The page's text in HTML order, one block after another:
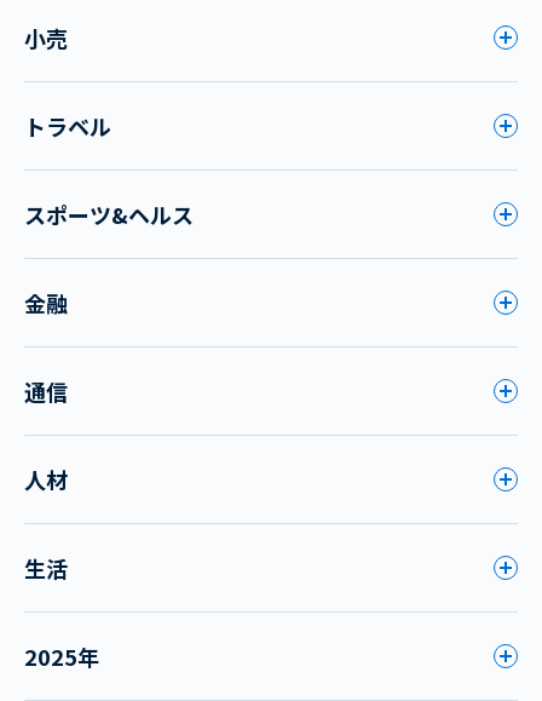
小売
トラベル
スポーツ&ヘルス
金融
通信
人材
生活
2025年